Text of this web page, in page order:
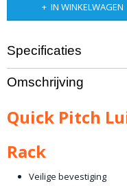
IN WINKELWAGEN
Specificaties
Productcode leverancier
QP-AWN-RHRB
4,00 Kg
5,00 Kg
Omschrijving
Quick Pitch
Rack
Veilige bevestiging